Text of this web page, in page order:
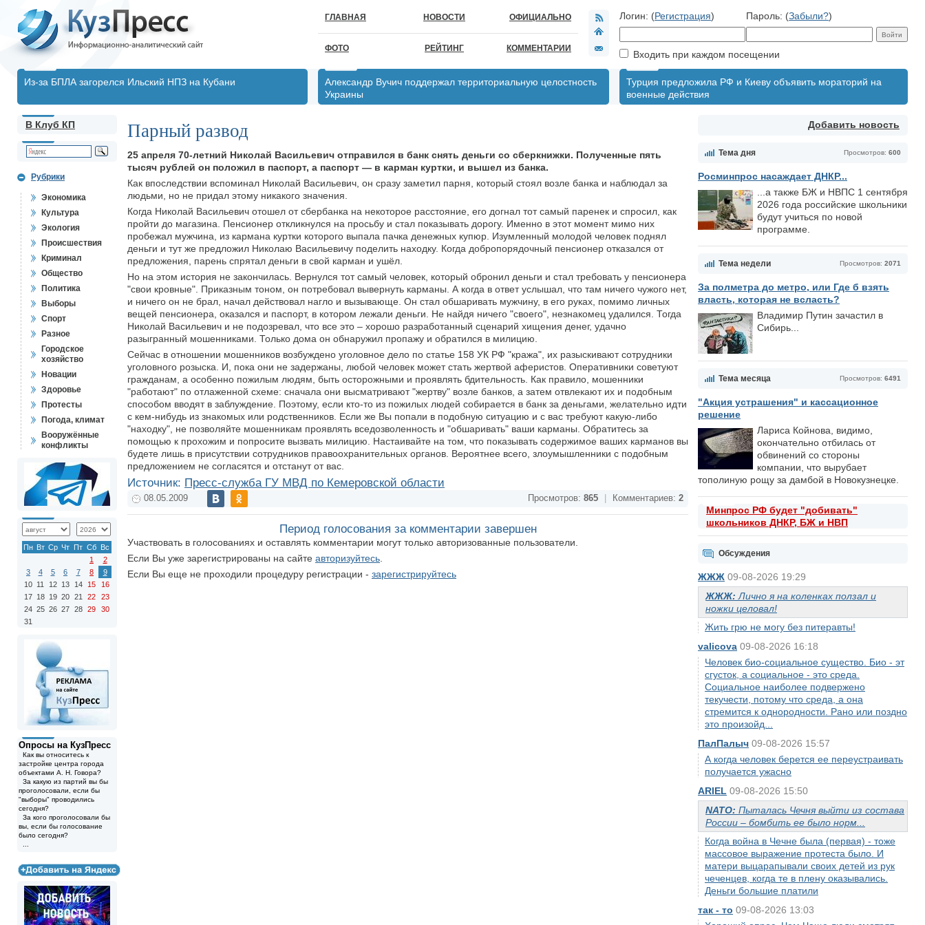
ГЛАВНАЯ НОВОСТИ ОФИЦИАЛЬНО
ФОТО РЕЙТИНГ КОММЕНТАРИИ
Логин: (Регистрация) Пароль: (Забыли?)
Входить при каждом посещении
Из-за БПЛА загорелся Ильский НПЗ на Кубани
Александр Вучич поддержал территориальную целостность
Украины
Турция предложила РФ и Киеву объявить мораторий на
военные действия
Добавить новость
Просмотров: 600
Тема дня
Росминпрос насаждает ДНКР...
...а также БЖ и НВПС 1 сентября
2026 года российские школьники
будут учиться по новой
программе.
Просмотров: 2071
Тема недели
За полметра до метро, или Где б взять
власть, которая не всласть?
Владимир Путин зачастил в
Сибирь...
Просмотров: 6491
Тема месяца
"Акция устрашения" и кассационное
решение
Лариса Койнова, видимо,
окончательно отбилась от
обвинений со стороны
компании, что вырубает
тополиную рощу за дамбой в Новокузнецке.
Минпрос РФ будет "добивать"
школьников ДНКР, БЖ и НВП
Обсуждения
ЖЖЖ 09-08-2026 19:29
ЖЖЖ: Лично я на коленках ползал и
ножки целовал!
Жить грю не могу без питеравты!
valicova 09-08-2026 16:18
Человек био-социальное существо. Био - эт
сгусток, а социальное - это среда.
Социальное наиболее подвержено
текучести, потому что среда, а она
стремится к однородности. Рано или поздно
это произойд...
ПалПалыч 09-08-2026 15:57
А когда человек берется ее переустраивать
получается ужасно
ARIEL 09-08-2026 15:50
NATO: Пыталась Чечня выйти из состава
России – бомбить ее было норм...
Когда война в Чечне была (первая) - тоже
массовое выражение протеста было. И
матери выцарапывали своих детей из рук
чеченцев, когда те в плену оказывались.
Деньги большие платили
так - то 09-08-2026 13:03
В Клуб КП
Рубрики
Экономика
Культура
Экология
Происшествия
Криминал
Общество
Политика
Выборы
Спорт
Разное
Городское
хозяйство
Новации
Здоровье
Протесты
Погода, климат
Вооружённые
конфликты
Пн Вт Ср Чт Пт Сб Вс
1
2
3
4 5 6 7 8
9
10 11 12 13 14 15
16
17 18 19 20 21 22
23
24 25 26 27 28 29
30
31
Опросы на КузПресс
Как вы относитесь к
застройке центра города
объектами А. Н. Говора?
За какую из партий вы бы
проголосовали, если бы
"выборы" проводились
сегодня?
За кого проголосовали бы
вы, если бы голосование
было сегодня?
Парный развод
25 апреля 70-летний Николай Васильевич отправился в банк снять деньги со сберкнижки. Полученные пять
тысяч рублей он положил в паспорт, а паспорт — в карман куртки, и вышел из банка.
Как впоследствии вспоминал Николай Васильевич, он сразу заметил парня, который стоял возле банка и наблюдал за
людьми, но не придал этому никакого значения.
Когда Николай Васильевич отошел от сбербанка на некоторое расстояние, его догнал тот самый паренек и спросил, как
пройти до магазина. Пенсионер откликнулся на просьбу и стал показывать дорогу. Именно в этот момент мимо них
пробежал мужчина, из кармана куртки которого выпала пачка денежных купюр. Изумленный молодой человек поднял
деньги и тут же предложил Николаю Васильевичу поделить находку. Когда добропорядочный пенсионер отказался от
предложения, парень спрятал деньги в свой карман и ушёл.
Но на этом история не закончилась. Вернулся тот самый человек, который обронил деньги и стал требовать у пенсионера
"свои кровные". Приказным тоном, он потребовал вывернуть карманы. А когда в ответ услышал, что там ничего чужого нет,
и ничего он не брал, начал действовал нагло и вызывающе. Он стал обшаривать мужчину, в его руках, помимо личных
вещей пенсионера, оказался и паспорт, в котором лежали деньги. Не найдя ничего "своего", незнакомец удалился. Тогда
Николай Васильевич и не подозревал, что все это – хорошо разработанный сценарий хищения денег, удачно
разыгранный мошенниками. Только дома он обнаружил пропажу и обратился в милицию.
Сейчас в отношении мошенников возбуждено уголовное дело по статье 158 УК РФ "кража", их разыскивают сотрудники
уголовного розыска. И, пока они не задержаны, любой человек может стать жертвой аферистов. Оперативники советуют
гражданам, а особенно пожилым людям, быть осторожными и проявлять бдительность. Как правило, мошенники
"работают" по отлаженной схеме: сначала они высматривают "жертву" возле банков, а затем отвлекают их и подобным
способом вводят в заблуждение. Поэтому, если кто-то из пожилых людей собирается в банк за деньгами, желательно идти
с кем-нибудь из знакомых или родственников. Если же Вы попали в подобную ситуацию и с вас требуют какую-либо
"находку", не позволяйте мошенникам проявлять вседозволенность и "обшаривать" ваши карманы. Обратитесь за
помощью к прохожим и попросите вызвать милицию. Настаивайте на том, что показывать содержимое ваших карманов вы
будете лишь в присутствии сотрудников правоохранительных органов. Вероятнее всего, злоумышленники с подобным
предложением не согласятся и отстанут от вас.
Источник: Пресс-служба ГУ МВД по Кемеровской области
08.05.2009 Просмотров: 865 Комментариев: 2
Период голосования за комментарии завершен
Участвовать в голосованиях и оставлять комментарии могут только авторизованные пользователи.
Если Вы уже зарегистрированы на сайте авторизуйтесь
Если Вы еще не проходили процедуру регистрации - зарегистрируйтесь